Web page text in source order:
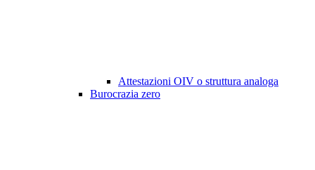
Attestazioni OIV o struttura analoga
Burocrazia zero